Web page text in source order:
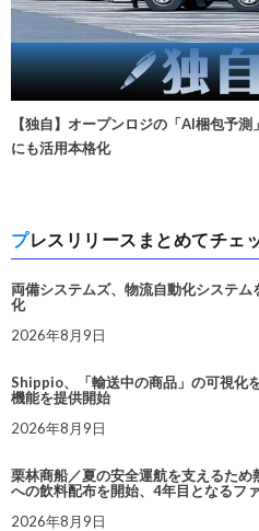
【独自】オープンロジの「AI梱包予
にも活用本格化
プレスリリースまとめてチェ
両備システムズ、物流自動化システ
化
2026年8月9日
Shippio、「輸送中の商品」の可視化
機能を提供開始
2026年8月9日
栗林商船／夏の安全運航を支えるた
への飲料配布を開始、4年目となるフ
2026年8月9日